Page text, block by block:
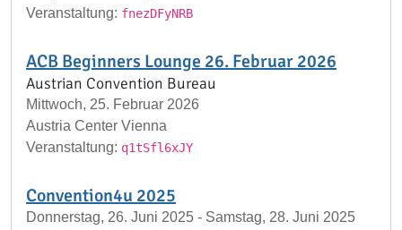
Veranstaltung: fnezDFyNRB
ACB Beginners Lounge 26. Februar 2026
Austrian Convention Bureau
Mittwoch, 25. Februar 2026
Austria Center Vienna
Veranstaltung: q1tSfl6xJY
Convention4u 2025
Donnerstag, 26. Juni 2025 - Samstag, 28. Juni 2025